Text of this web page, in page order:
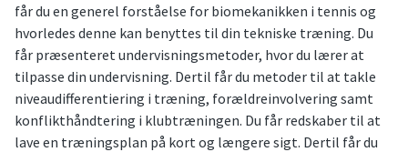
får du en generel forståelse for biomekanikken i tennis og
hvorledes denne kan benyttes til din tekniske træning. Du
får præsenteret undervisningsmetoder, hvor du lærer at
tilpasse din undervisning. Dertil får du metoder til at takle
niveaudifferentiering i træning, forældreinvolvering samt
konflikthåndtering i klubtræningen. Du får redskaber til at
lave en træningsplan på kort og længere sigt. Dertil får du